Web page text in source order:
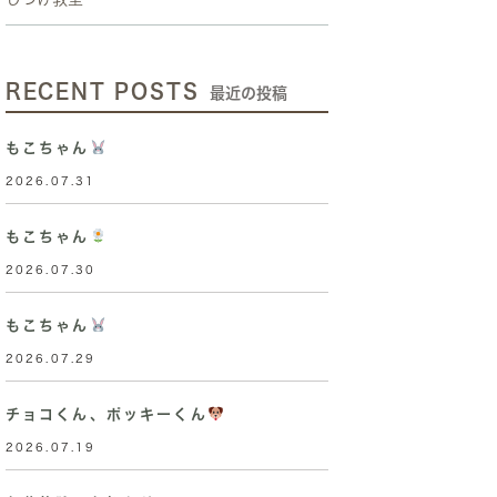
RECENT POSTS 最近の投稿
もこちゃん
2026.07.31
もこちゃん
2026.07.30
もこちゃん
2026.07.29
チョコくん、ポッキーくん
2026.07.19